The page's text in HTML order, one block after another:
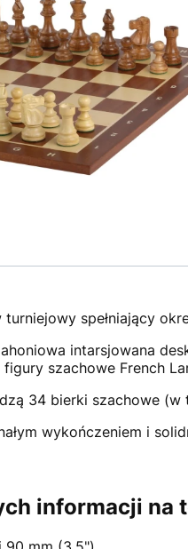
spełniający
intarsjowana
szachowe French
34 bierki szachowe
wykończeniem i
informacji na